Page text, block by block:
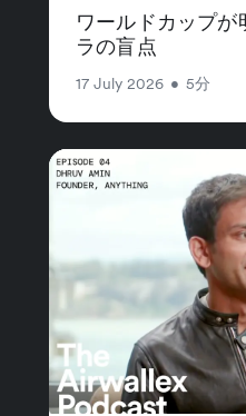
ワールドカップが
ラの盲点
17 July 2026 • 5分